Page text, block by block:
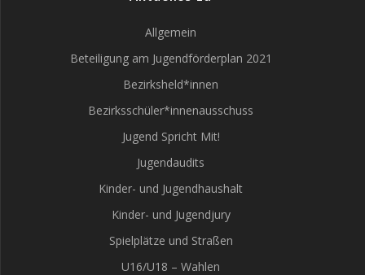
Allgemein
Beteiligung am Jugendförderplan 2021
Bezirksheld*innen
Bezirksschüler*innenausschuss
Jugend Spricht Mit!
Jugendaudits
Kinder- und Jugendhaushalt
Kinder- und Jugendjury
Spielplätze und Straßen
U16/U18 – Wahlen